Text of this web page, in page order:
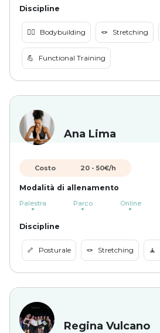
Discipline
🏋️‍♀️ Bodybuilding 🪢 Stretching
💪 Functional Training
Ana Lima
Costo 20 - 50€/h
Modalità di allenamento
Palestra Parco Online
Discipline
🦴 Posturale 🪢 Stretching 🧘
Regina Vulcano